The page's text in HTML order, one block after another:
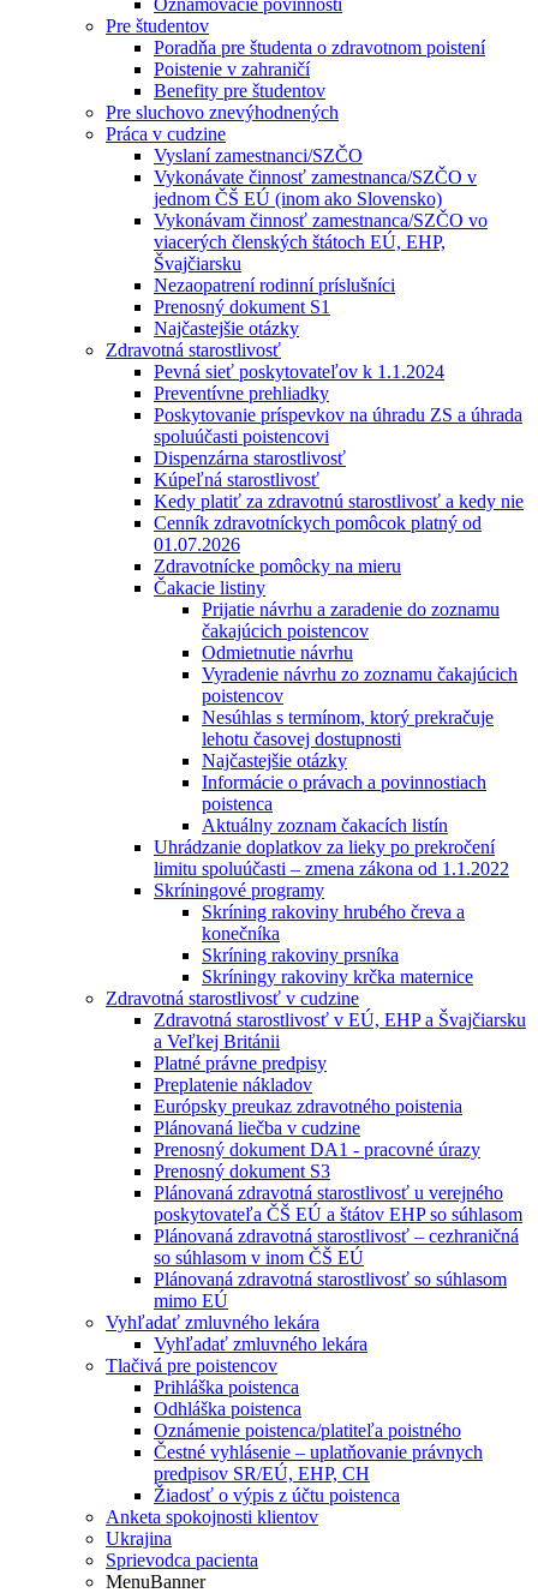
Oznamovacie povinnosti
Pre študentov
Poradňa pre študenta o zdravotnom poistení
Poistenie v zahraničí
Benefity pre študentov
Pre sluchovo znevýhodnených
Práca v cudzine
Vyslaní zamestnanci/SZČO
Vykonávate činnosť zamestnanca/SZČO v
jednom ČŠ EÚ (inom ako Slovensko)
Vykonávam činnosť zamestnanca/SZČO vo
viacerých členských štátoch EÚ, EHP,
Švajčiarsku
Nezaopatrení rodinní príslušníci
Prenosný dokument S1
Najčastejšie otázky
Zdravotná starostlivosť
Pevná sieť poskytovateľov k 1.1.2024
Preventívne prehliadky
Poskytovanie príspevkov na úhradu ZS a úhrada
spoluúčasti poistencovi
Dispenzárna starostlivosť
Kúpeľná starostlivosť
Kedy platiť za zdravotnú starostlivosť a kedy nie
Cenník zdravotníckych pomôcok platný od
01.07.2026
Zdravotnícke pomôcky na mieru
Čakacie listiny
Prijatie návrhu a zaradenie do zoznamu
čakajúcich poistencov
Odmietnutie návrhu
Vyradenie návrhu zo zoznamu čakajúcich
poistencov
Nesúhlas s termínom, ktorý prekračuje
lehotu časovej dostupnosti
Najčastejšie otázky
Informácie o právach a povinnostiach
poistenca
Aktuálny zoznam čakacích listín
Uhrádzanie doplatkov za lieky po prekročení
limitu spoluúčasti – zmena zákona od 1.1.2022
Skríningové programy
Skríning rakoviny hrubého čreva a
konečníka
Skríning rakoviny prsníka
Skríningy rakoviny krčka maternice
Zdravotná starostlivosť v cudzine
Zdravotná starostlivosť v EÚ, EHP a Švajčiarsku
a Veľkej Británii
Platné právne predpisy
Preplatenie nákladov
Európsky preukaz zdravotného poistenia
Plánovaná liečba v cudzine
Prenosný dokument DA1 - pracovné úrazy
Prenosný dokument S3
Plánovaná zdravotná starostlivosť u verejného
poskytovateľa ČŠ EÚ a štátov EHP so súhlasom
Plánovaná zdravotná starostlivosť – cezhraničná
so súhlasom v inom ČŠ EÚ
Plánovaná zdravotná starostlivosť so súhlasom
mimo EÚ
Vyhľadať zmluvného lekára
Vyhľadať zmluvného lekára
Tlačivá pre poistencov
Prihláška poistenca
Odhláška poistenca
Oznámenie poistenca/platiteľa poistného
Čestné vyhlásenie – uplatňovanie právnych
predpisov SR/EÚ, EHP, CH
Žiadosť o výpis z účtu poistenca
Anketa spokojnosti klientov
Ukrajina
Sprievodca pacienta
MenuBanner